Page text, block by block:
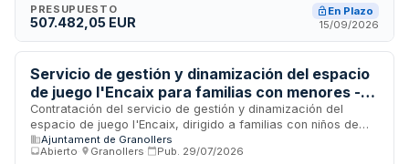
ofreciendo un espacio educativo normalizador que cubre
necesidades socioeducativas. Los servicios incluyen
espacios para bebés, actividades lúdicas, talleres
familiares, charlas temáticas, casal de verano,
celebraciones festivas y ludoteca para escuelas de
educación especial, con dinamización especial los viernes
por la tarde.
PRESUPUESTO
507.482,05 EUR
En Plazo
15/09/2026
Servicio de gestión y dinamización del espacio
de juego l'Encaix para familias con menores -
Ayuntamiento de Granollers
Contratación del servicio de gestión y dinamización del
espacio de juego l'Encaix, dirigido a familias con niños de
tres a doce años. El servicio se enmarca en el Programa
Tiempo para cuidados, impulsado por el Centro para la
Ajuntament de Granollers
Abierto
Granollers Pub. 29/07/2026